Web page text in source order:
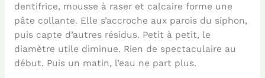
dentifrice, mousse à raser et calcaire forme une
pâte collante. Elle s’accroche aux parois du siphon,
puis capte d’autres résidus. Petit à petit, le
diamètre utile diminue. Rien de spectaculaire au
début. Puis un matin, l’eau ne part plus.